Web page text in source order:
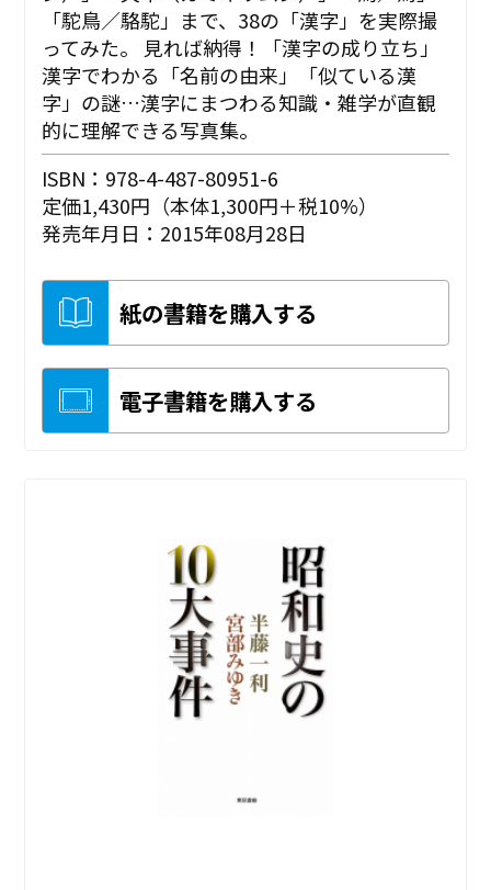
「駝鳥／駱駝」まで、38の「漢字」を実際撮
ってみた。 見れば納得！「漢字の成り立ち」
漢字でわかる「名前の由来」「似ている漢
字」の謎…漢字にまつわる知識・雑学が直観
的に理解できる写真集。
ISBN：978-4-487-80951-6
定価1,430円（本体1,300円＋税10%）
発売年月日：2015年08月28日
紙の書籍を購入する
電子書籍を購入する